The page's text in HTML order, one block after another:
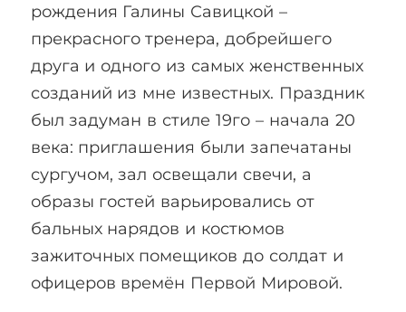
рождения Галины Савицкой –
прекрасного тренера, добрейшего
друга и одного из самых женственных
созданий из мне известных. Праздник
был задуман в стиле 19го – начала 20
века: приглашения были запечатаны
сургучом, зал освещали свечи, а
образы гостей варьировались от
бальных нарядов и костюмов
зажиточных помещиков до солдат и
офицеров времён Первой Мировой.